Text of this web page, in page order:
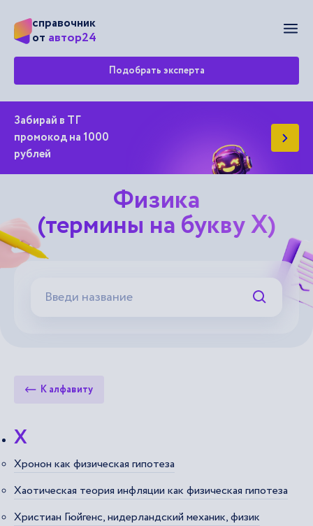
справочник
от автор24
Подобрать эксперта
Забирай в ТГ
промокод на 1000
рублей
Физика
(термины на букву Х)
Искать
К алфавиту
Х
Хронон как физическая гипотеза
Хаотическая теория инфляции как физическая гипотеза
Христиан Гюйгенс, нидерландский механик, физик